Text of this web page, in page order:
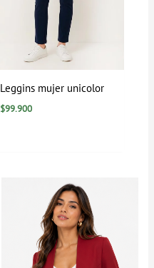
Leggins mujer unicolor
$99.900
desde
$184.900
hasta
$199.900